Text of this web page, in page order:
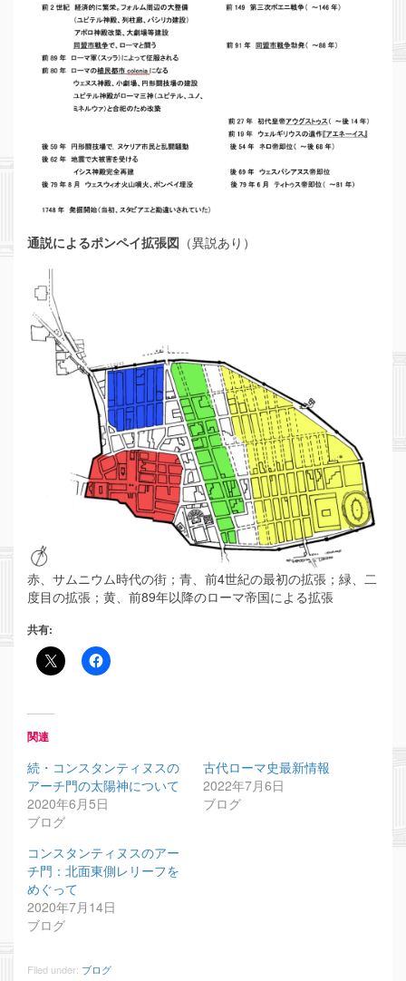
通説によるポンペイ拡張図 （異説あり）
赤、サムニウム時代の街；青、前4世紀の最初の拡張；緑、二
度目の拡張；黄、前89年以降のローマ帝国による拡張
共有:
関連
続・コンスタンティヌスの
アーチ門の太陽神について
2020年6月5日
ブログ
古代ローマ史最新情報
2022年7月6日
ブログ
コンスタンティヌスのアー
チ門：北面東側レリーフを
めぐって
2020年7月14日
ブログ
Filed under: ブログ